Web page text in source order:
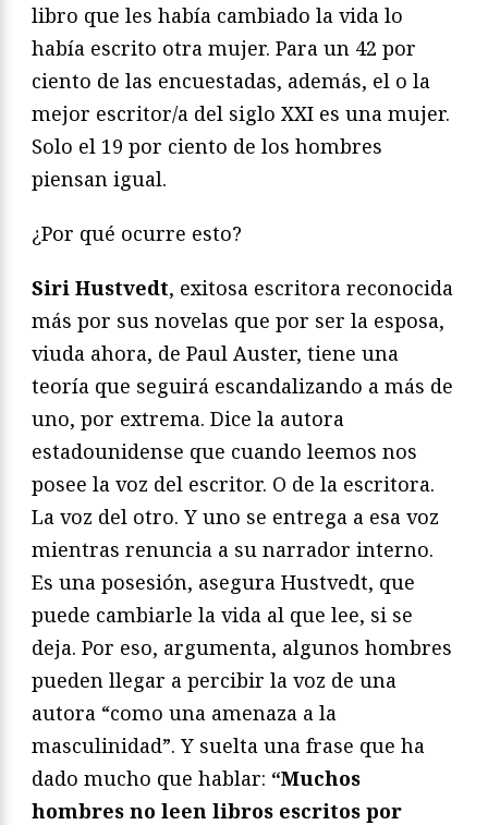
libro que les había cambiado la vida lo
había escrito otra mujer. Para un 42 por
ciento de las encuestadas, además, el o la
mejor escritor/a del siglo XXI es una mujer.
Solo el 19 por ciento de los hombres
piensan igual.
¿Por qué ocurre esto?
Siri Hustvedt, exitosa escritora reconocida
más por sus novelas que por ser la esposa,
viuda ahora, de Paul Auster, tiene una
teoría que seguirá escandalizando a más de
uno, por extrema. Dice la autora
estadounidense que cuando leemos nos
posee la voz del escritor. O de la escritora.
La voz del otro. Y uno se entrega a esa voz
mientras renuncia a su narrador interno.
Es una posesión, asegura Hustvedt, que
puede cambiarle la vida al que lee, si se
deja. Por eso, argumenta, algunos hombres
pueden llegar a percibir la voz de una
autora “como una amenaza a la
masculinidad”. Y suelta una frase que ha
dado mucho que hablar: “Muchos
hombres no leen libros escritos por